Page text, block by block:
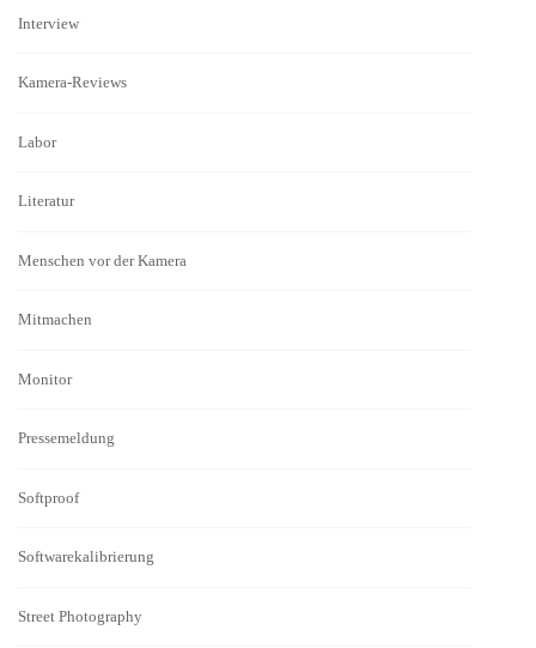
Interview
Kamera-Reviews
Labor
Literatur
Menschen vor der Kamera
Mitmachen
Monitor
Pressemeldung
Softproof
Softwarekalibrierung
Street Photography